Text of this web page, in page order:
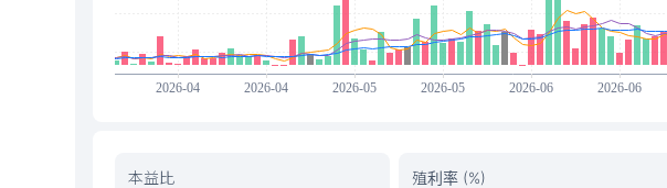
本益比 殖利率 (%)